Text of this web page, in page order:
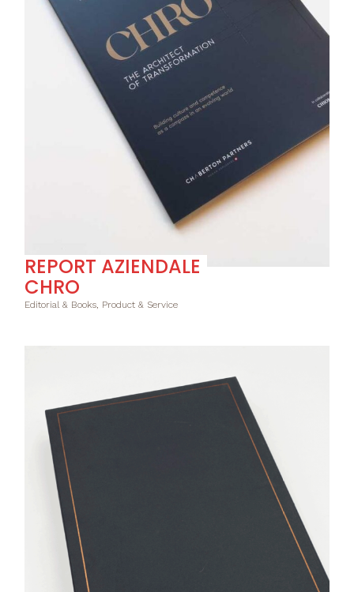
REPORT AZIENDALE
CHRO
Editorial & Books, Product & Service